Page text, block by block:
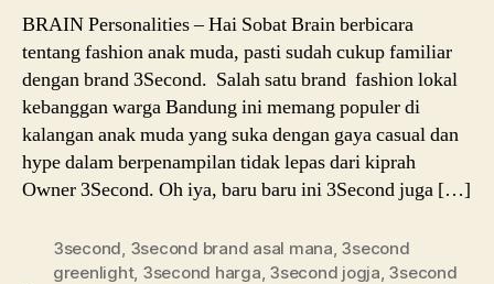
BRAIN Personalities – Hai Sobat Brain berbicara
tentang fashion anak muda, pasti sudah cukup familiar
dengan brand 3Second. Salah satu brand fashion lokal
kebanggan warga Bandung ini memang populer di
kalangan anak muda yang suka dengan gaya casual dan
hype dalam berpenampilan tidak lepas dari kiprah
Owner 3Second. Oh iya, baru baru ini 3Second juga […]
3second 3second brand asal mana 3second
greenlight, 3second harga 3second jogja 3second